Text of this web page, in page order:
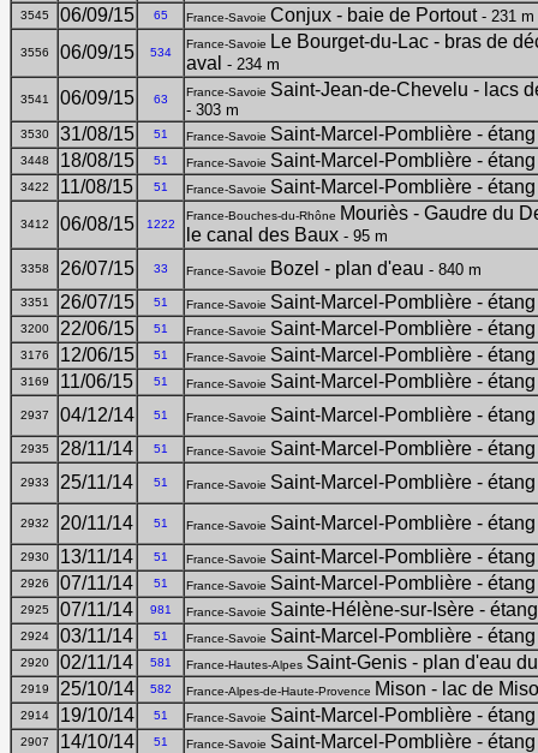
3545 06/09/15 65 France-Savoie Conjux - baie de Portout- 231 m
3556 06/09/15 534
France-Savoie
Le Bourget-du-Lac - bras de
aval - 234 m
3541 06/09/15 63
France-Savoie Saint-Jean-de-Chevelu - lacs
- 303 m
3530 31/08/15 51 France-Savoie Saint-Marcel-Pomblière -
3448 18/08/15 51 France-Savoie Saint-Marcel-Pomblière -
3422 11/08/15 51 France-Savoie Saint-Marcel-Pomblière -
3412 06/08/15 1222
France-Bouches-du-Rhône Mouriès - Gaudre du
le canal des Baux - 95 m
3358 26/07/15 33 France-Savoie Bozel - plan d'eau - 840 m
3351 26/07/15 51 France-Savoie Saint-Marcel-Pomblière -
3200 22/06/15 51 France-Savoie Saint-Marcel-Pomblière -
3176 12/06/15 51 France-Savoie Saint-Marcel-Pomblière -
3169 11/06/15 51 France-Savoie Saint-Marcel-Pomblière -
2937 04/12/14 51 France-Savoie Saint-Marcel-Pomblière -
2935 28/11/14 51 France-Savoie Saint-Marcel-Pomblière -
2933 25/11/14 51 France-Savoie Saint-Marcel-Pomblière -
2932 20/11/14 51 France-Savoie Saint-Marcel-Pomblière -
2930 13/11/14 51 France-Savoie Saint-Marcel-Pomblière -
2926 07/11/14 51 France-Savoie Saint-Marcel-Pomblière -
2925 07/11/14 981 France-Savoie Sainte-Hélène-sur-Isère -
2924 03/11/14 51 France-Savoie Saint-Marcel-Pomblière -
2920 02/11/14 581 France-Hautes-Alpes Saint-Genis - plan d'eau
2919 25/10/14 582 France-Alpes-de-Haute-Provence Mison - lac de
2914 19/10/14 51 France-Savoie Saint-Marcel-Pomblière -
2907 14/10/14 51 France-Savoie Saint-Marcel-Pomblière -